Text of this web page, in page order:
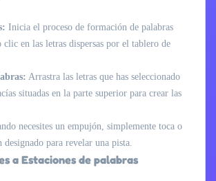
Inicia el proceso de formación de palabras
clic en las letras dispersas por el tablero de
Arrastra las letras que has seleccionado
situadas en la parte superior para crear las
necesites un empujón, simplemente toca o
para revelar una pista.
a Estaciones de palabras